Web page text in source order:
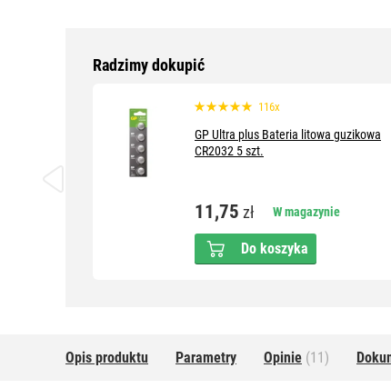
Radzimy dokupić
116x
GP Ultra plus Bateria litowa guzikowa
CR2032 5 szt.
11,75 zł W magazynie
Do koszyka
Opis produktu Parametry Opinie (11)